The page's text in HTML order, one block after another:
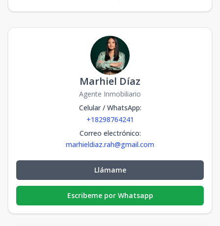
Marhiel Díaz
Agente Inmobiliario
Celular / WhatsApp:
+18298764241
Correo electrónico:
marhieldiaz.rah@gmail.com
Llámame
Escribeme por Whatsapp